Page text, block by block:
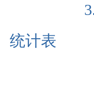
统计表